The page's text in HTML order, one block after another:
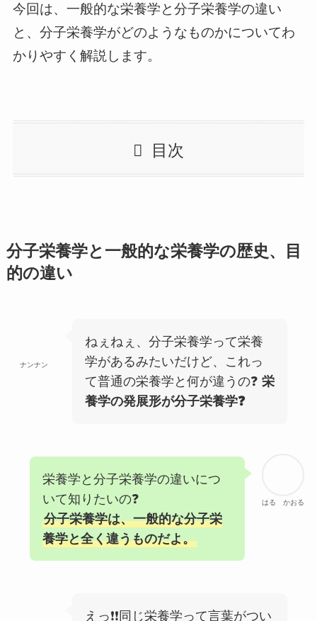
今回は、一般的な栄養学と分子栄養学の違い
と、分子栄養学がどのようなものかについてわ
かりやすく解説します。
目次
分子栄養学と一般的な栄養学の歴史、目
的の違い
ナンナン
ねぇねぇ、分子栄養学って栄養
学があるみたいだけど、これっ
て普通の栄養学と何が違うの❓ 栄
養学の発展形が分子栄養学❓
はる かおる
栄養学と分子栄養学の違いにつ
いて知りたいの❓
分子栄養学は、一般的な分子栄
養学と全く違うものだよ。
えっ❗❗同じ栄養学って言葉がつい